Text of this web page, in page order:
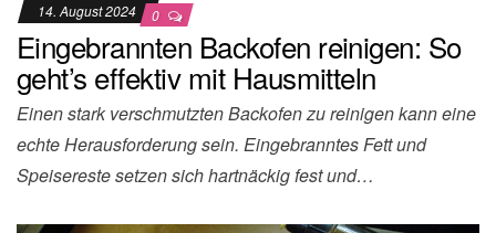
14. August 2024 0
Eingebrannten Backofen reinigen: So
geht’s effektiv mit Hausmitteln
Einen stark verschmutzten Backofen zu reinigen kann eine
echte Herausforderung sein. Eingebranntes Fett und
Speisereste setzen sich hartnäckig fest und…